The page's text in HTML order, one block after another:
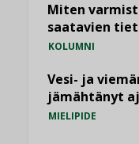
Miten
saatavien
KOLUMNI
Vesi- ja
jämähtänyt
MIELIPIDE